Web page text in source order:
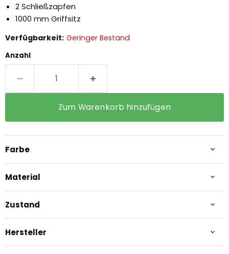
2 Schließzapfen
1000 mm Griffsitz
Verfügbarkeit: Geringer Bestand
Anzahl
Zum Warenkorb hinzufügen
Farbe
Material
Zustand
Hersteller